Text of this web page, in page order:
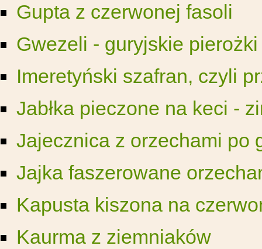
Gupta z czerwonej fasoli
Gwezeli - guryjskie
Imeretyński szafran, czyli
Jabłka pieczone na keci -
Jajecznica z orzechami po
Jajka faszerowane
Kapusta kiszona na
Kaurma z ziemniaków